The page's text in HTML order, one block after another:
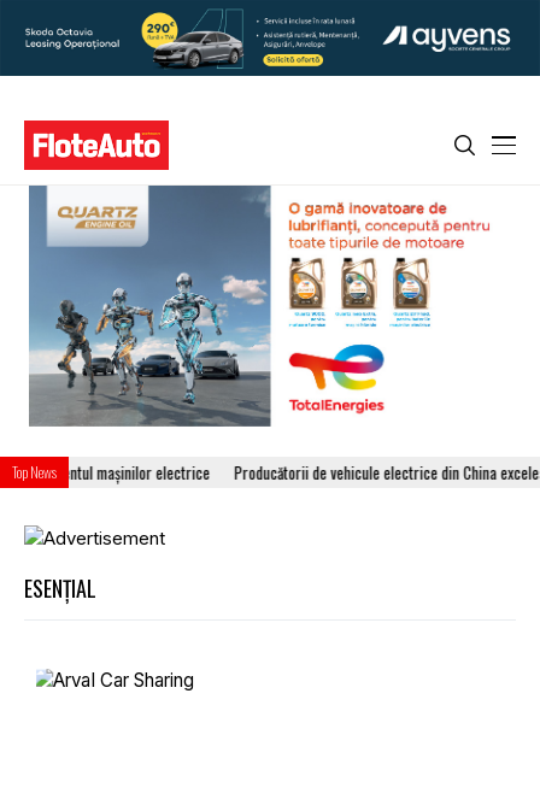
Top News
mașinilor electrice Producătorii de vehicule electrice din China excelează la
ESENȚIAL